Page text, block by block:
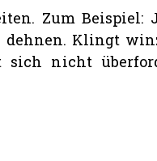
Zum Beispiel:
dehnen. Klingt
nicht